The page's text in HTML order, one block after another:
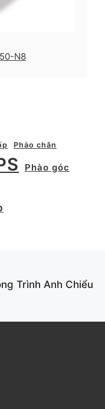
N8
Phào chân
Phào góc
Trình Anh Chiểu